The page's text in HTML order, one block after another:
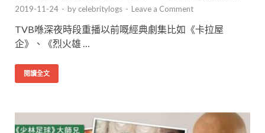
2019-11-24 - by celebritylogs - Leave a Comment
TVB喺深夜時段重播以前嘅經典劇集比如《卡拉屋
企》、《烈火雄 …
閱讀全文